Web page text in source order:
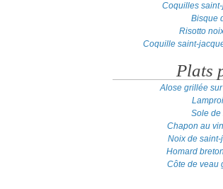
Coquilles
Bisque
Risotto
Coquille saint-
Plats
Alose grillée
Sole de
Chapon au
Noix de
Homard
Côte de veau